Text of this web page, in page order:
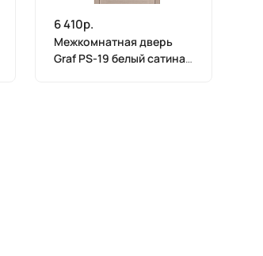
6 410р.
Межкомнатная дверь
Graf PS-19 белый сатинат